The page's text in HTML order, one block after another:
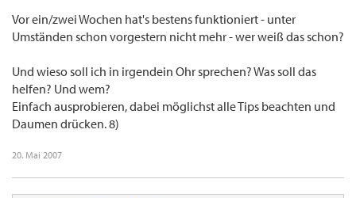
Vor ein/zwei Wochen hat's bestens funktioniert - unter
Umständen schon vorgestern nicht mehr - wer weiß das schon?
Und wieso soll ich in irgendein Ohr sprechen? Was soll das
helfen? Und wem?
Einfach ausprobieren, dabei möglichst alle Tips beachten und
Daumen drücken. 8)
20. Mai 2007